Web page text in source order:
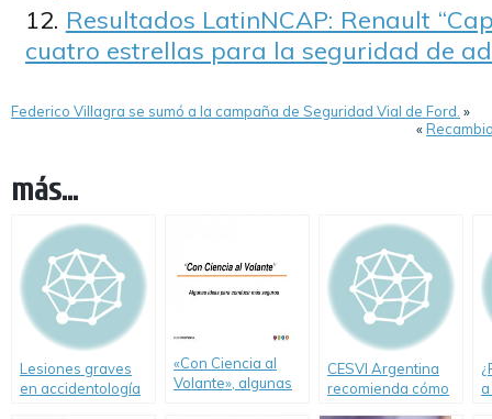
Resultados LatinNCAP: Renault
cuatro estrellas para la seguridad de
Federico Villagra se sumó a la campaña de Seguridad Vial de Ford. »
«
más...
Lesiones graves
en accidentología
«Con Ciencia al
Volante», algunas
CESVI Argentina
recomienda cómo